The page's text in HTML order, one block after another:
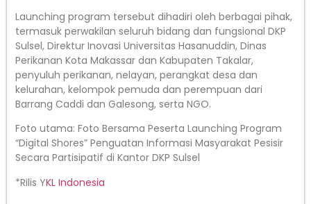
Launching program tersebut dihadiri oleh berbagai pihak,
termasuk perwakilan seluruh bidang dan fungsional DKP
Sulsel, Direktur Inovasi Universitas Hasanuddin, Dinas
Perikanan Kota Makassar dan Kabupaten Takalar,
penyuluh perikanan, nelayan, perangkat desa dan
kelurahan, kelompok pemuda dan perempuan dari
Barrang Caddi dan Galesong, serta NGO.
Foto utama: Foto Bersama Peserta Launching Program
“Digital Shores” Penguatan Informasi Masyarakat Pesisir
Secara Partisipatif di Kantor DKP Sulsel
*Rilis YKL Indonesia